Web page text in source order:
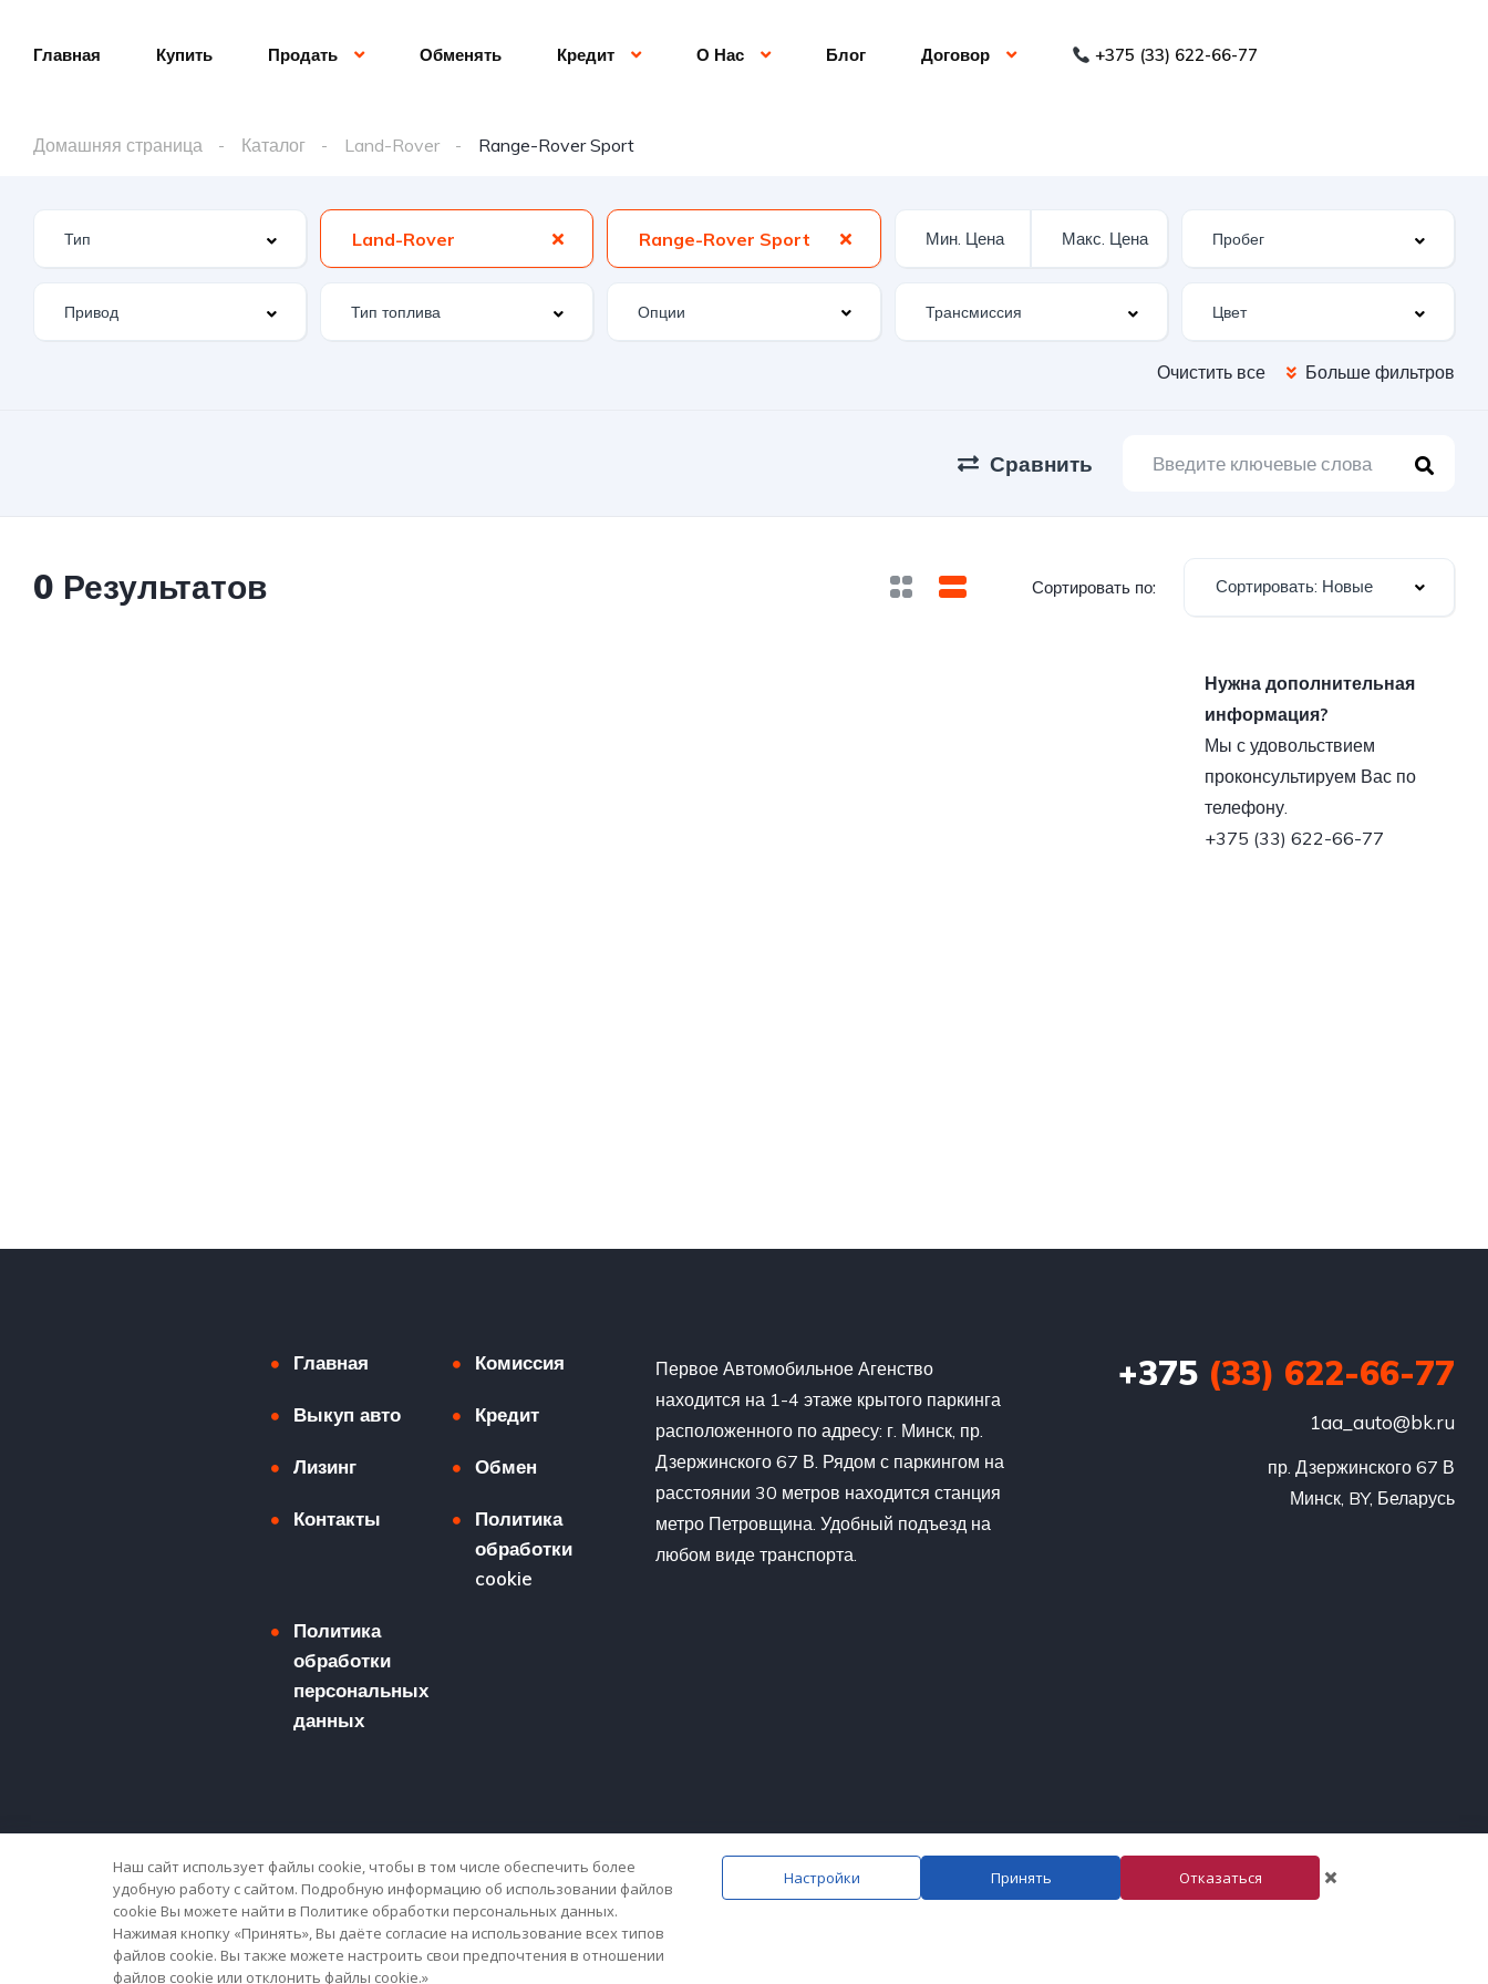
Главная Купить Продать Обменять Кредит О Нас Блог Договор +375 (33) 622-66-77
Домашняя страница Каталог Land-Rover Range-Rover Sport
Land-Rover Range-Rover Sport
Опции
Очистить все Больше фильтров
Сравнить
0 Результатов Сортировать по: Сортировать: Новые
Нужна дополнительная
информация?
Мы с удовольствием
проконсультируем Вас по
телефону.
+375 (33) 622-66-77
Главная Комиссия
Выкуп авто Кредит
Лизинг Обмен
Контакты
Политика
обработки
cookie
Политика
обработки
персональных
данных
Первое Автомобильное Агенство
находится на 1-4 этаже крытого паркинга
расположенного по адресу: г. Минск, пр.
Дзержинского 67 В. Рядом с паркингом на
расстоянии 30 метров находится станция
метро Петровщина. Удобный подъезд на
любом виде транспорта.
+375(33) 622-66-77
1aa_auto@bk.ru
пр. Дзержинского 67 В
Минск, BY, Беларусь
1AA© 2007 - 2022, все права защищены, ООО "Звездолёт", УНП 193346690.
Данный сайт носит информационный характер и не является интернет магазином.
Цены указанные на сайте не являются публичной офертой.
Наш сайт использует файлы cookie, чтобы в том числе обеспечить более
удобную работу с сайтом. Подробную информацию об использовании файлов
cookie Вы можете найти в Политике обработки персональных данных.
Нажимая кнопку «Принять», Вы даёте согласие на использование всех типов
файлов cookie. Вы также можете настроить свои предпочтения в отношении
файлов cookie или отклонить файлы cookie.»
Настройки Принять Отказаться